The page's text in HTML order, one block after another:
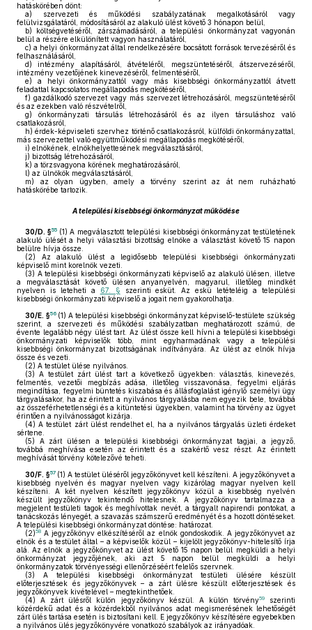
hatáskörében dönt:
a) szervezeti és működési szabályzatának megalkotásáról vagy
felülvizsgálatáról, módosításáról az alakuló ülést követő 3 hónapon belül,
b) költségvetéséről, zárszámadásáról, a települési önkormányzat vagyonán
belül a részére elkülönített vagyon használatáról,
c) a helyi önkormányzat által rendelkezésére bocsátott források tervezéséről és
felhasználásáról,
d) intézmény alapításáról, átvételéről, megszüntetéséről, átszervezéséről,
intézmény vezetőjének kinevezéséről, felmentéséről,
e) a helyi önkormányzattól vagy más kisebbségi önkormányzattól átvett
feladattal kapcsolatos megállapodás megkötéséről,
f) gazdálkodó szervezet vagy más szervezet létrehozásáról, megszüntetéséről
és az ezekben való részvételről,
g) önkormányzati társulás létrehozásáról és az ilyen társuláshoz való
csatlakozásról,
h) érdek-képviseleti szervhez történő csatlakozásról, külföldi önkormányzattal,
más szervezettel való együttműködési megállapodás megkötéséről,
i) elnökének, elnökhelyettesének megválasztásáról,
j) bizottság létrehozásáról,
k) a törzsvagyona körének meghatározásáról,
l) az ülnökök megválasztásáról,
m) az olyan ügyben, amely a törvény szerint az át nem ruházható
hatáskörébe tartozik.
A települési kisebbségi önkormányzat működése
30/D. §55 (1) A megválasztott települési kisebbségi önkormányzat testületének
alakuló ülését a helyi választási bizottság elnöke a választást követő 15 napon
belülre hívja össze.
(2) Az alakuló ülést a legidősebb települési kisebbségi önkormányzati
képviselő mint korelnök vezeti.
(3) A települési kisebbségi önkormányzati képviselő az alakuló ülésen, illetve
a megválasztását követő ülésen anyanyelvén, magyarul, illetőleg mindkét
nyelven is leteheti a
67. § szerinti esküt. Az eskü letételéig a települési
kisebbségi önkormányzati képviselő a jogait nem gyakorolhatja.
30/E. §56 (1) A települési kisebbségi önkormányzat képviselő-testülete szükség
szerint, a szervezeti és működési szabályzatban meghatározott számú, de
évente legalább négy ülést tart. Az ülést össze kell hívni a települési kisebbségi
önkormányzati képviselők több, mint egyharmadának vagy a települési
kisebbségi önkormányzat bizottságának indítványára. Az ülést az elnök hívja
össze és vezeti.
(2) A testület ülése nyilvános.
(3) A testület zárt ülést tart a következő ügyekben: választás, kinevezés,
felmentés, vezetői megbízás adása, illetőleg visszavonása, fegyelmi eljárás
megindítása, fegyelmi büntetés kiszabása és állásfoglalást igénylő személyi ügy
tárgyalásakor, ha az érintett a nyilvános tárgyalásba nem egyezik bele, továbbá
az összeférhetetlenségi és a kitüntetési ügyekben, valamint ha törvény az ügyet
érintően a nyilvánosságot kizárja.
(4) A testület zárt ülést rendelhet el, ha a nyilvános tárgyalás üzleti érdeket
sértene.
(5) A zárt ülésen a települési kisebbségi önkormányzat tagjai, a jegyző,
továbbá meghívása esetén az érintett és a szakértő vesz részt. Az érintett
meghívását törvény kötelezővé teheti.
30/F. §57 (1) A testület üléséről jegyzőkönyvet kell készíteni. A jegyzőkönyvet a
kisebbség nyelvén és magyar nyelven vagy kizárólag magyar nyelven kell
készíteni. A két nyelven készített jegyzőkönyv közül a kisebbség nyelvén
készült jegyzőkönyv tekintendő hitelesnek. A jegyzőkönyv tartalmazza a
megjelent testületi tagok és meghívottak nevét, a tárgyalt napirendi pontokat, a
tanácskozás lényegét, a szavazás számszerű eredményét és a hozott döntéseket.
A települési kisebbségi önkormányzat döntése: határozat.
(2)58 A jegyzőkönyv elkészítéséről az elnök gondoskodik. A jegyzőkönyvet az
elnök és a testület által – a képviselők közül – kijelölt jegyzőkönyv-hitelesítő írja
alá. Az elnök a jegyzőkönyvet az ülést követő 15 napon belül megküldi a helyi
önkormányzat jegyzőjének, aki azt 5 napon belül megküldi a helyi
önkormányzatok törvényességi ellenőrzéséért felelős szervnek.
(3) A települési kisebbségi önkormányzat testületi ülésére készült
előterjesztések és jegyzőkönyvek – a zárt ülésre készült előterjesztések és
jegyzőkönyvek kivételével – megtekinthetőek.
(4) A zárt ülésről külön jegyzőkönyv készül. A külön törvény59szerinti
közérdekű adat és a közérdekből nyilvános adat megismerésének lehetőségét
zárt ülés tartása esetén is biztosítani kell. E jegyzőkönyv készítésére egyebekben
a nyilvános ülés jegyzőkönyvére vonatkozó szabályok az irányadóak.